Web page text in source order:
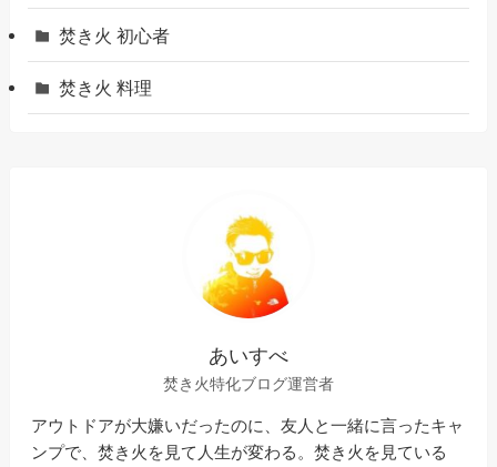
焚き火 初心者
焚き火 料理
あいすべ
焚き火特化ブログ運営者
アウトドアが大嫌いだったのに、友人と一緒に言ったキャ
ンプで、焚き火を見て人生が変わる。焚き火を見ている